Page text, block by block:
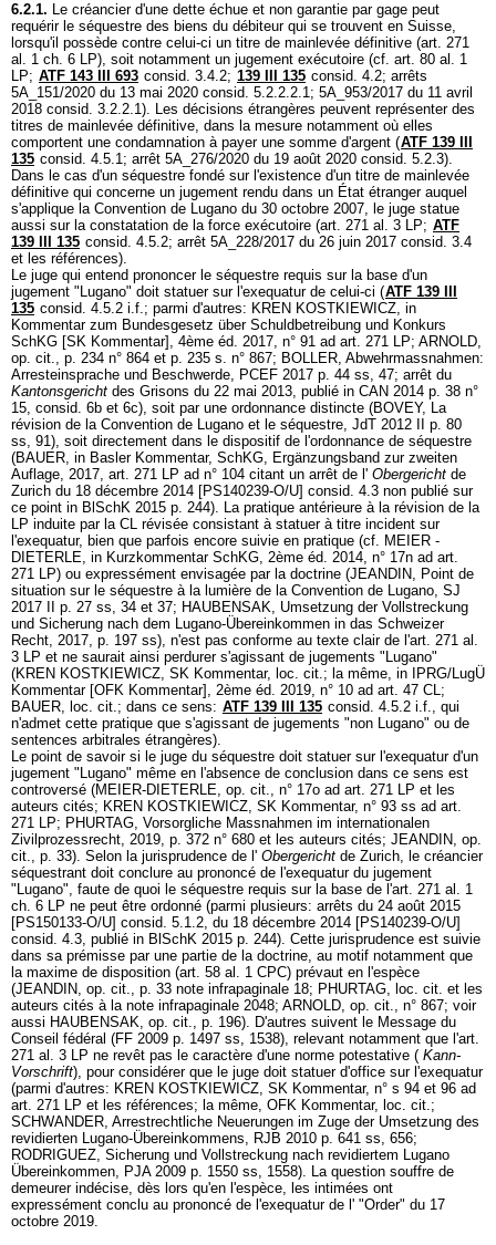
6.2.1. Le créancier d'une dette échue et non garantie par gage peut
requérir le séquestre des biens du débiteur qui se trouvent en Suisse,
lorsqu'il possède contre celui-ci un titre de mainlevée définitive (art. 271
al. 1 ch. 6 LP), soit notamment un jugement exécutoire (cf. art. 80 al. 1
LP; ATF 143 III 693 consid. 3.4.2; 139 III 135 consid. 4.2; arrêts
5A_151/2020 du 13 mai 2020 consid. 5.2.2.2.1; 5A_953/2017 du 11 avril
2018 consid. 3.2.2.1). Les décisions étrangères peuvent représenter des
titres de mainlevée définitive, dans la mesure notamment où elles
comportent une condamnation à payer une somme d'argent (ATF 139 III
135 consid. 4.5.1; arrêt 5A_276/2020 du 19 août 2020 consid. 5.2.3).
Dans le cas d'un séquestre fondé sur l'existence d'un titre de mainlevée
définitive qui concerne un jugement rendu dans un État étranger auquel
s'applique la Convention de Lugano du 30 octobre 2007, le juge statue
aussi sur la constatation de la force exécutoire (art. 271 al. 3 LP; ATF
139 III 135 consid. 4.5.2; arrêt 5A_228/2017 du 26 juin 2017 consid. 3.4
et les références).
Le juge qui entend prononcer le séquestre requis sur la base d'un
jugement "Lugano" doit statuer sur l'exequatur de celui-ci (ATF 139 III
135 consid. 4.5.2 i.f.; parmi d'autres: KREN KOSTKIEWICZ, in
Kommentar zum Bundesgesetz über Schuldbetreibung und Konkurs
SchKG [SK Kommentar], 4ème éd. 2017, n° 91 ad art. 271 LP; ARNOLD,
op. cit., p. 234 n° 864 et p. 235 s. n° 867; BOLLER, Abwehrmassnahmen:
Arresteinsprache und Beschwerde, PCEF 2017 p. 44 ss, 47; arrêt du
Kantonsgericht des Grisons du 22 mai 2013, publié in CAN 2014 p. 38 n°
15, consid. 6b et 6c), soit par une ordonnance distincte (BOVEY, La
révision de la Convention de Lugano et le séquestre, JdT 2012 II p. 80
ss, 91), soit directement dans le dispositif de l'ordonnance de séquestre
(BAUER, in Basler Kommentar, SchKG, Ergänzungsband zur zweiten
Auflage, 2017, art. 271 LP ad n° 104 citant un arrêt de l' Obergericht de
Zurich du 18 décembre 2014 [PS140239-O/U] consid. 4.3 non publié sur
ce point in BlSchK 2015 p. 244). La pratique antérieure à la révision de la
LP induite par la CL révisée consistant à statuer à titre incident sur
l'exequatur, bien que parfois encore suivie en pratique (cf. MEIER -
DIETERLE, in Kurzkommentar SchKG, 2ème éd. 2014, n° 17n ad art.
271 LP) ou expressément envisagée par la doctrine (JEANDIN, Point de
situation sur le séquestre à la lumière de la Convention de Lugano, SJ
2017 II p. 27 ss, 34 et 37; HAUBENSAK, Umsetzung der Vollstreckung
und Sicherung nach dem Lugano-Übereinkommen in das Schweizer
Recht, 2017, p. 197 ss), n'est pas conforme au texte clair de l'art. 271 al.
3 LP et ne saurait ainsi perdurer s'agissant de jugements "Lugano"
(KREN KOSTKIEWICZ, SK Kommentar, loc. cit.; la même, in IPRG/LugÜ
Kommentar [OFK Kommentar], 2ème éd. 2019, n° 10 ad art. 47 CL;
BAUER, loc. cit.; dans ce sens: ATF 139 III 135 consid. 4.5.2 i.f., qui
n'admet cette pratique que s'agissant de jugements "non Lugano" ou de
sentences arbitrales étrangères).
Le point de savoir si le juge du séquestre doit statuer sur l'exequatur d'un
jugement "Lugano" même en l'absence de conclusion dans ce sens est
controversé (MEIER-DIETERLE, op. cit., n° 17o ad art. 271 LP et les
auteurs cités; KREN KOSTKIEWICZ, SK Kommentar, n° 93 ss ad art.
271 LP; PHURTAG, Vorsorgliche Massnahmen im internationalen
Zivilprozessrecht, 2019, p. 372 n° 680 et les auteurs cités; JEANDIN, op.
cit., p. 33). Selon la jurisprudence de l' Obergericht de Zurich, le créancier
séquestrant doit conclure au prononcé de l'exequatur du jugement
"Lugano", faute de quoi le séquestre requis sur la base de l'art. 271 al. 1
ch. 6 LP ne peut être ordonné (parmi plusieurs: arrêts du 24 août 2015
[PS150133-O/U] consid. 5.1.2, du 18 décembre 2014 [PS140239-O/U]
consid. 4.3, publié in BlSchK 2015 p. 244). Cette jurisprudence est suivie
dans sa prémisse par une partie de la doctrine, au motif notamment que
la maxime de disposition (art. 58 al. 1 CPC) prévaut en l'espèce
(JEANDIN, op. cit., p. 33 note infrapaginale 18; PHURTAG, loc. cit. et les
auteurs cités à la note infrapaginale 2048; ARNOLD, op. cit., n° 867; voir
aussi HAUBENSAK, op. cit., p. 196). D'autres suivent le Message du
Conseil fédéral (FF 2009 p. 1497 ss, 1538), relevant notamment que l'art.
271 al. 3 LP ne revêt pas le caractère d'une norme potestative ( Kann-
Vorschrift), pour considérer que le juge doit statuer d'office sur l'exequatur
(parmi d'autres: KREN KOSTKIEWICZ, SK Kommentar, n° s 94 et 96 ad
art. 271 LP et les références; la même, OFK Kommentar, loc. cit.;
SCHWANDER, Arrestrechtliche Neuerungen im Zuge der Umsetzung des
revidierten Lugano-Übereinkommens, RJB 2010 p. 641 ss, 656;
RODRIGUEZ, Sicherung und Vollstreckung nach revidiertem Lugano
Übereinkommen, PJA 2009 p. 1550 ss, 1558). La question souffre de
demeurer indécise, dès lors qu'en l'espèce, les intimées ont
expressément conclu au prononcé de l'exequatur de l' "Order" du 17
octobre 2019.